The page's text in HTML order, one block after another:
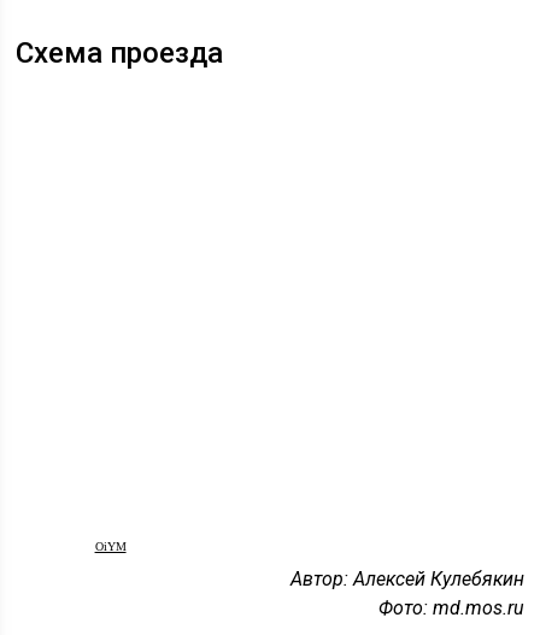
Схема проезда
OiYM
Автор: Алексей Кулебякин
Фото: md.mos.ru